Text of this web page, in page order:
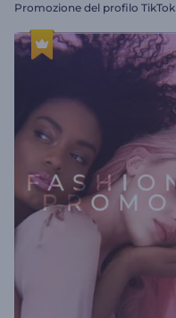
Promozione del profilo TikTok